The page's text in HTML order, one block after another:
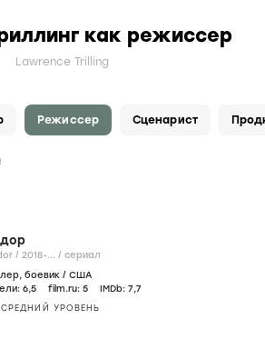
как режиссер
Lawrence Trilling
Режиссер Сценарист
Condor / 2018-... / сериал
, боевик / США
6,5 film.ru: 5 IMDb: 7,7
СРЕДНИЙ УРОВЕНЬ